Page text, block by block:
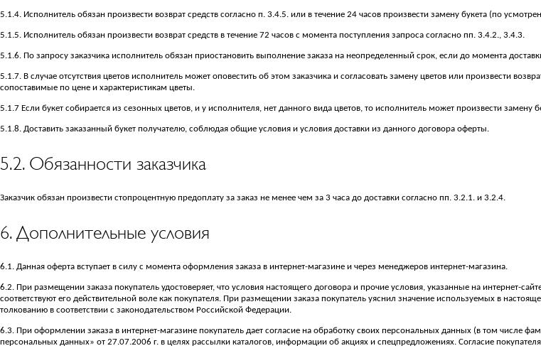
5.1.4. Исполнитель обязан произвести возврат средств согласно п. 3.4.5. или в течение 24 часов произвести замену букета (по
5.1.5. Исполнитель обязан произвести возврат средств в течение 72 часов с момента поступления запроса согласно пп. 3.4.2., 3.4.3.
5.1.6. По запросу заказчика исполнитель обязан приостановить выполнение заказа на неопределенный срок, если до момента
5.1.7. В случае отсутствия цветов исполнитель может оповестить об этом заказчика и согласовать замену цветов или произвести
сопоставимые по цене и характеристикам цветы.
5.1.7 Если букет собирается из сезонных цветов, и у исполнителя, нет данного вида цветов, то исполнитель может произвести замену
5.1.8. Доставить заказанный букет получателю, соблюдая общие условия и условия доставки из данного договора оферты.
5.2. Обязанности заказчика
Заказчик обязан произвести стопроцентную предоплату за заказ не менее чем за 3 часа до доставки согласно пп. 3.2.1. и 3.2.4.
6. Дополнительные условия
6.1. Данная оферта вступает в силу с момента оформления заказа в интернет-магазине и через менеджеров интернет-магазина.
6.2. При размещении заказа покупатель удостоверяет, что условия настоящего договора и прочие условия, указанные на интернет-
соответствуют его действительной воле как покупателя. При размещении заказа покупатель уяснил значение используемых в
толкованию в соответствии с законодательством Российской Федерации.
6.3. При оформлении заказа в интернет-магазине покупатель дает согласие на обработку своих персональных данных (в том числе
персональных данных» от 27.07.2006 г. в целях рассылки каталогов, информации об акциях и спецпредложениях. Согласие